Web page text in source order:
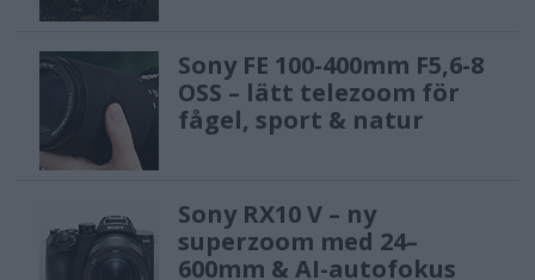
Sony FE 100-400mm F5,6-8
OSS – lätt telezoom för
fågel, sport & natur
Sony RX10 V – ny
superzoom med 24–
600mm & AI-autofokus